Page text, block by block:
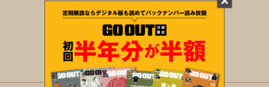
MAGAZINE